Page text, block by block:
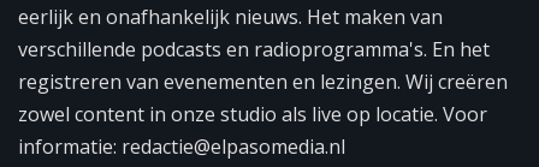
eerlijk en onafhankelijk nieuws. Het maken van
verschillende podcasts en radioprogramma's. En het
registreren van evenementen en lezingen. Wij creëren
zowel content in onze studio als live op locatie. Voor
informatie: redactie@elpasomedia.nl